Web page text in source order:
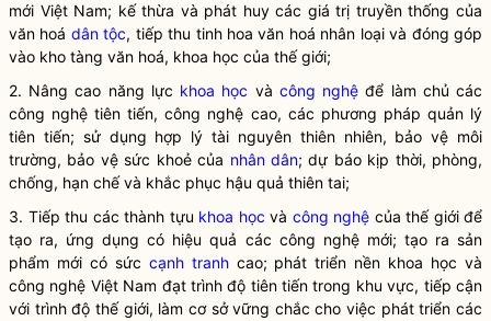
mới Việt Nam; kế thừa và phát huy các giá trị truyền thống của
văn hoá dân tộc, tiếp thu tinh hoa văn hoá nhân loại và đóng góp
vào kho tàng văn hoá, khoa học của thế giới;
2. Nâng cao năng lực khoa học và công nghệ để làm chủ các
công nghệ tiên tiến,công nghệ cao, các phương pháp quản lý
tiên tiến; sử dụng hợp lý tài nguyên thiên nhiên, bảo vệ môi
trường, bảo vệ sức khoẻ của nhân dân; dự báo kịp thời, phòng,
chống, hạn chế và khắc phục hậu quả thiên tai;
3. Tiếp thu các thành tựu khoa học và công nghệ của thế giới để
tạo ra, ứng dụng có hiệu quả các công nghệmới; tạo ra sản
phẩm mới có sức cạnh tranhcao; phát triển nền khoa học và
công nghệ Việt Nam đạt trình độ tiên tiến trong khu vực, tiếp cận
với trình độ thế giới, làm cơ sở vững chắc cho việc phát triển các